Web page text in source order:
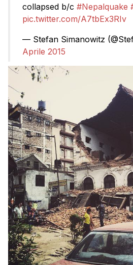
collapsed b/c #Nepalquake
pic.twitter.com/A7tbEx3RIv
— Stefan Simanowitz
Aprile 2015